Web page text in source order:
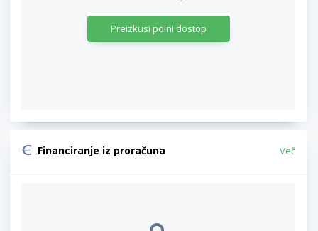
Preizkusi polni dostop
Financiranje iz proračuna Več